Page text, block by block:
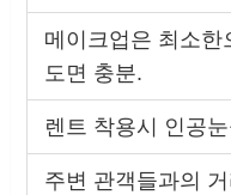
메이크업은 최소한
도면 충분.
렌트 착용시 인공
주변 관객들과의